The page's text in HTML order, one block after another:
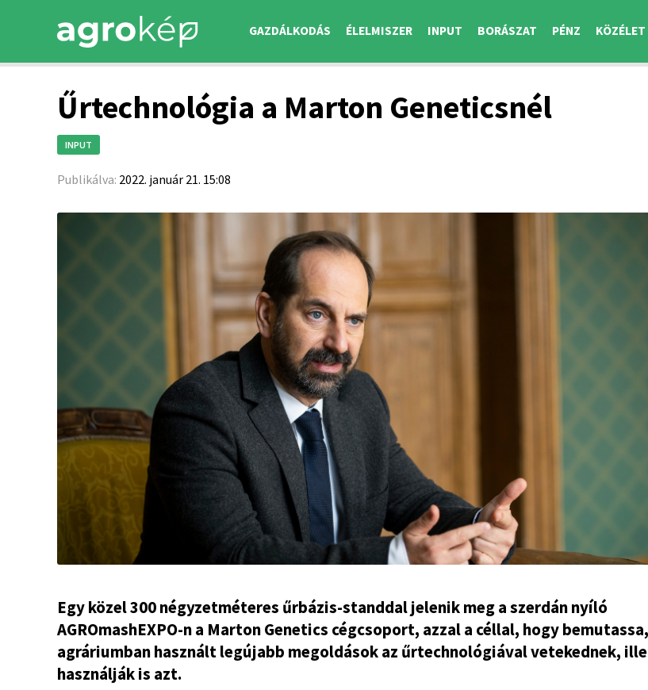
GAZDÁLKODÁS ÉLELMISZER INPUT BORÁSZAT PÉNZ KÖZÉLET
Űrtechnológia a Marton Geneticsnél
INPUT
Publikálva: 2022. január 21. 15:08
Egy közel 300 négyzetméteres űrbázis-standdal jelenik meg a szerdán nyíló
AGROmashEXPO-n a Marton Genetics cégcsoport, azzal a céllal, hogy
agráriumban használt legújabb megoldások az űrtechnológiával vetekednek,
használják is azt.